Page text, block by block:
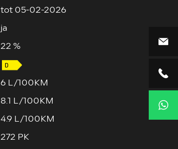
tot 05-02-2026
ja
22 %
6 L/100KM
8.1 L/100KM
4.9 L/100KM
272 PK